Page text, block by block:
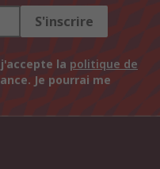
S'inscrire
la politique de
Je pourrai me